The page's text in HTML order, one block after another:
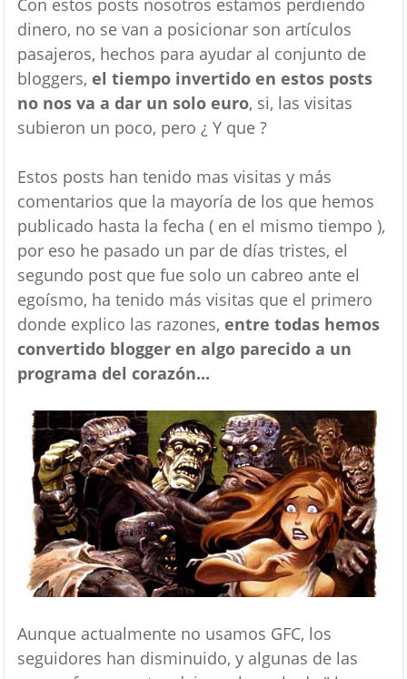
Con estos posts nosotros estamos perdiendo
dinero, no se van a posicionar son artículos
pasajeros, hechos para ayudar al conjunto de
bloggers, el tiempo invertido en estos posts
no nos va a dar un solo euro, si, las visitas
subieron un poco, pero ¿ Y que ?
Estos posts han tenido mas visitas y más
comentarios que la mayoría de los que hemos
publicado hasta la fecha ( en el mismo tiempo ),
por eso he pasado un par de días tristes, el
segundo post que fue solo un cabreo ante el
egoísmo, ha tenido más visitas que el primero
donde explico las razones, entre todas hemos
convertido blogger en algo parecido a un
programa del corazón...
Aunque actualmente no usamos GFC, los
seguidores han disminuido, y algunas de las